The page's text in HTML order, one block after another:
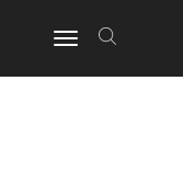
NAVIGATION